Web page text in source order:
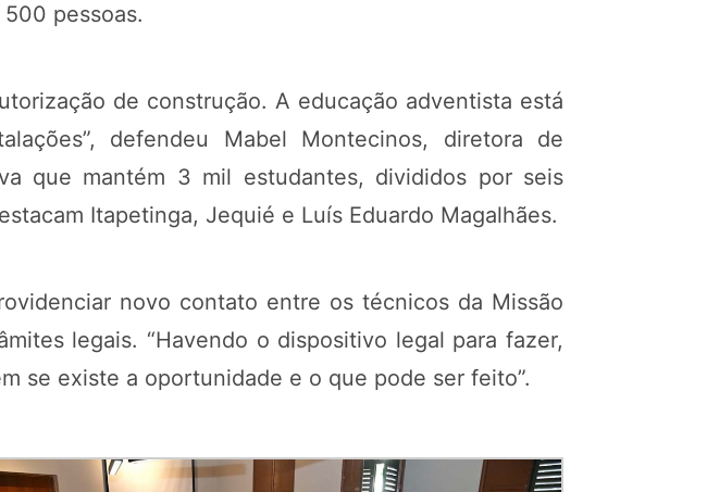
pessoas.
de construção. A educação adventista está
defendeu Mabel Montecinos, diretora de
que mantém 3 mil estudantes, divididos por seis
Itapetinga, Jequié e Luís Eduardo Magalhães.
novo contato entre os técnicos da Missão
legais. “Havendo o dispositivo legal para fazer,
se existe a oportunidade e o que pode ser feito”.